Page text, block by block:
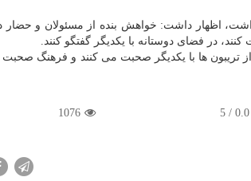
اظهار داشت: خواهش بنده از مسئولان و
در فضای دوستانه با یکدیگر گفتگو کنند.
ها با یکدیگر صحبت می کنند و فرهنگ صحبت
0.0
/
5
1076